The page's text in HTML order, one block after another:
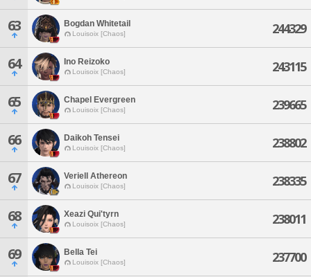
63 Bogdan Whitetail
Louisoix [Chaos] 244329
64 Ino Reizoko
Louisoix [Chaos] 243115
65 Chapel Evergreen
Louisoix [Chaos] 239665
66 Daikoh Tensei
Louisoix [Chaos] 238802
67 Veriell Athereon
Louisoix [Chaos] 238335
68 Xeazi Qui'tyrn
Louisoix [Chaos] 238011
69 Bella Tei
Louisoix [Chaos] 237700